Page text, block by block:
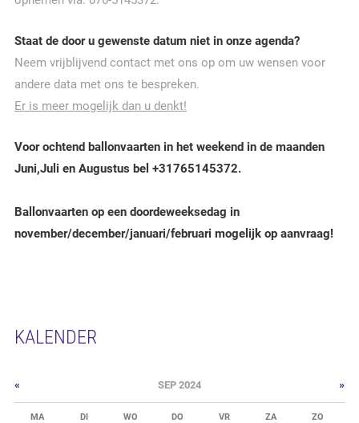
Staat de door u gewenste datum niet in onze agenda?
Neem vrijblijvend contact met ons op om uw wensen voor
andere data met ons te bespreken.
Er is meer mogelijk dan u denkt!
Voor ochtend ballonvaarten in het weekend in de maanden
Juni,Juli en Augustus bel +31765145372.
Ballonvaarten op een doordeweeksedag in
november/december/januari/februari mogelijk op aanvraag!
KALENDER
« SEP 2024 »
MA DI WO DO VR ZA ZO